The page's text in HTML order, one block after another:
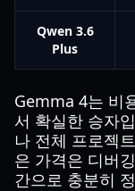
Qwen 3.6
Plus
Gemma 4는 비
서 확실한 승자
나 전체 프로젝
은 가격은 디버
간으로 충분히